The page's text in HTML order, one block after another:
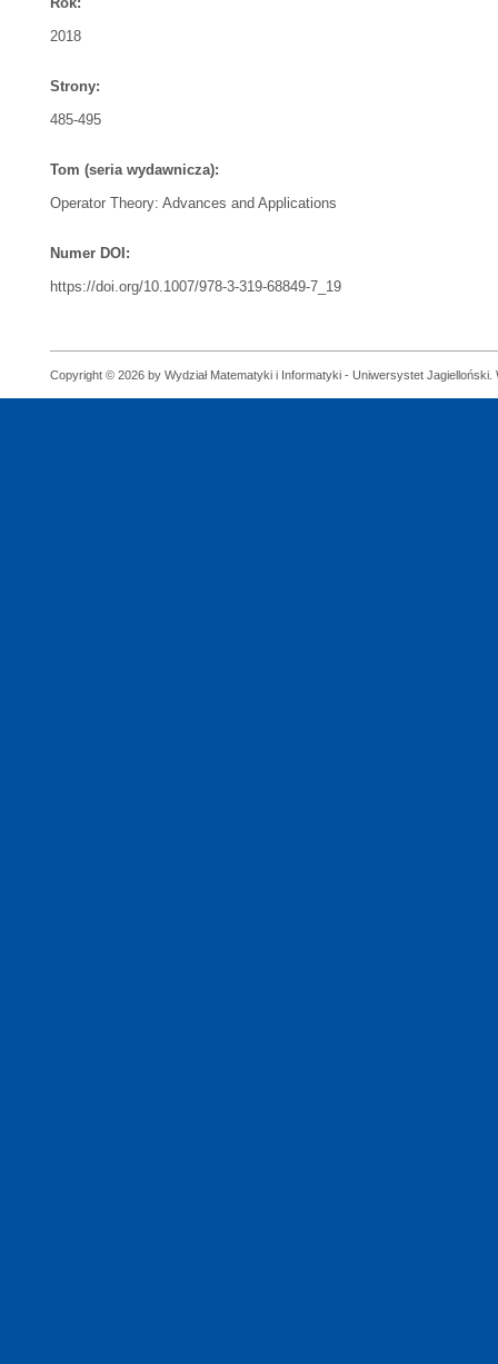
2018
Strony:
485-495
Tom (seria wydawnicza):
Operator Theory: Advances and Applications
Numer DOI:
https://doi.org/10.1007/978-3-319-68849-7_19
Copyright © 2026 by Wydział Matematyki i Informatyki - Uniwersystet